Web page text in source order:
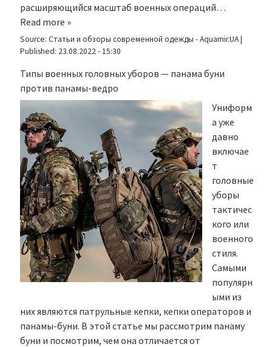
расширяющийся масштаб военных операций…
Read more »
Source: Статьи и обзоры современной одежды - Aquamir.UA|
Published: 23.08.2022 - 15:30
Типы военных головных уборов — панама буни
против панамы-ведро
Униформ
а уже
давно
включае
т
головные
уборы
тактичес
кого или
военного
стиля.
Самыми
популярн
ыми из
них являются патрульные кепки, кепки операторов и
панамы-буни. В этой статье мы рассмотрим панаму
буни и посмотрим, чем она отличается от